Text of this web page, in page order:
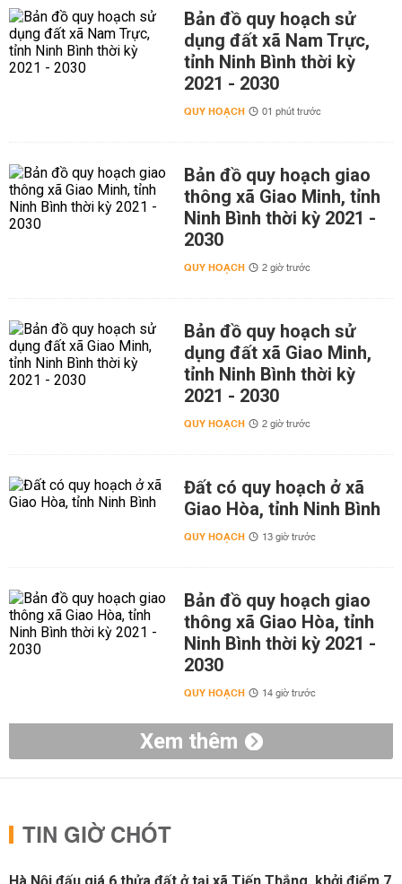
Bản đồ quy hoạch sử
dụng đất xã Nam Trực,
tỉnh Ninh Bình thời kỳ
2021 - 2030
QUY HOẠCH 01 phút trước
Bản đồ quy hoạch giao
thông xã Giao Minh, tỉnh
Ninh Bình thời kỳ 2021 -
2030
QUY HOẠCH 2 giờ trước
Bản đồ quy hoạch sử
dụng đất xã Giao Minh,
tỉnh Ninh Bình thời kỳ
2021 - 2030
QUY HOẠCH 2 giờ trước
Đất có quy hoạch ở xã
Giao Hòa, tỉnh Ninh Bình
QUY HOẠCH 13 giờ trước
Bản đồ quy hoạch giao
thông xã Giao Hòa, tỉnh
Ninh Bình thời kỳ 2021 -
2030
QUY HOẠCH 14 giờ trước
Xem thêm
TIN GIỜ CHÓT